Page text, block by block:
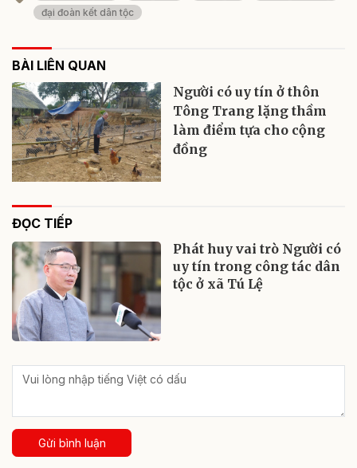
đại đoàn kết dân tộc
BÀI LIÊN QUAN
Người có uy tín ở thôn
Tông Trang lặng thầm
làm điểm tựa cho cộng
đồng
ĐỌC TIẾP
Phát huy vai trò Người có
uy tín trong công tác dân
tộc ở xã Tú Lệ
Gửi bình luận